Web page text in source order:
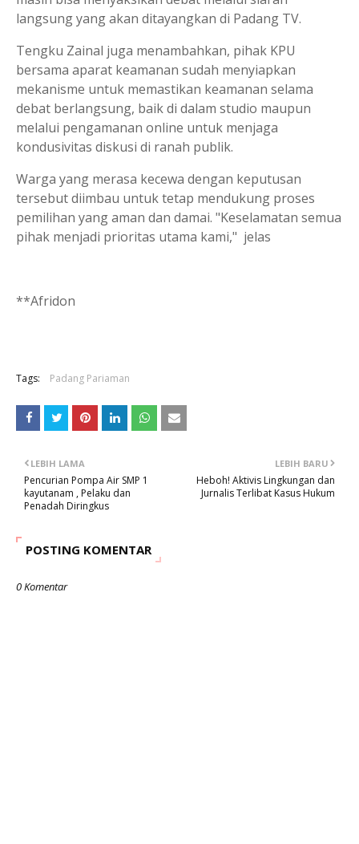
langsung yang akan ditayangkan di Padang TV.
Tengku Zainal juga menambahkan, pihak KPU
bersama aparat keamanan sudah menyiapkan
mekanisme untuk memastikan keamanan selama
debat berlangsung, baik di dalam studio maupun
melalui pengamanan online untuk menjaga
kondusivitas diskusi di ranah publik.
Warga yang merasa kecewa dengan keputusan
tersebut diimbau untuk tetap mendukung proses
pemilihan yang aman dan damai. "Keselamatan semua
pihak menjadi prioritas utama kami," jelas
**Afridon
Tags: Padang Pariaman
LEBIH BARU
Heboh! Aktivis Lingkungan dan
Jurnalis Terlibat Kasus Hukum
LEBIH LAMA
Pencurian Pompa Air SMP 1
kayutanam , Pelaku dan
Penadah Diringkus
POSTING KOMENTAR
0 Komentar